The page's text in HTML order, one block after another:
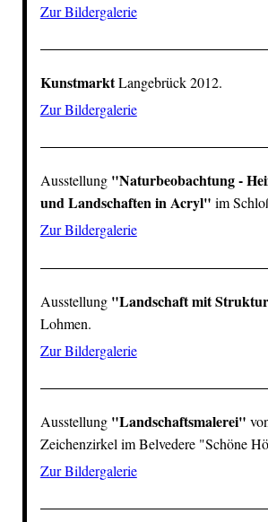
Zur Bildergalerie
KunstmarktLangebrück 2012.
Zur Bildergalerie
Ausstellung "Naturbeobachtung -
und Landschaften in Acryl" im
Zur Bildergalerie
Ausstellung "Landschaft mit
Lohmen.
Zur Bildergalerie
Ausstellung "Landschaftsmalerei"
Zeichenzirkel imBelvedere "Schöne
Zur Bildergalerie